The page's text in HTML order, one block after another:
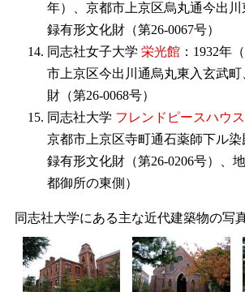
年）、京都市上京区烏丸通今出
録有形文化財（第26-0067号）
同志社女子大学 栄光館 ：1932年
市上京区今出川通烏丸東入玄武
財（第26-0068号）
同志社大学 フレンドピースハウス
京都市上京区寺町通石薬師下ル染
録有形文化財（第26-0206号）、
都御所の東側）
同志社大学にある主な近代建築物の写